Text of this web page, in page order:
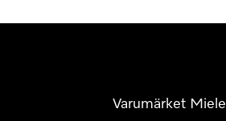
Varumärket Miele